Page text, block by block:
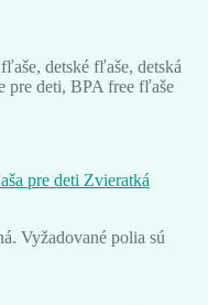
detské fľaše, detská
pre deti, BPA free fľaše
pre deti Zvieratká
Vyžadované polia sú